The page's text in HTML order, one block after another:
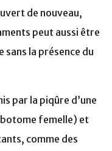
de nouveau,
peut aussi être
sans la présence du
par la piqûre d’une
femelle) et
comme des